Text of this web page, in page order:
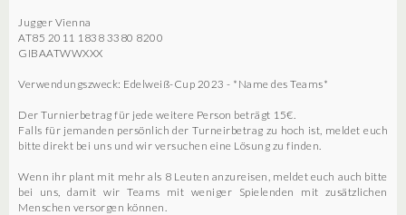
Jugger Vienna
AT85 2011 1838 3380 8200
GIBAATWWXXX
Verwendungszweck: Edelweiß-Cup 2023 - *Name des Teams*
Der Turnierbetrag für jede weitere Person beträgt 15€.
Falls für jemanden persönlich der Turneirbetrag zu hoch ist, meldet euch
bitte direkt bei uns und wir versuchen eine Lösung zu finden.
Wenn ihr plant mit mehr als 8 Leuten anzureisen, meldet euch auch bitte
bei uns, damit wir Teams mit weniger Spielenden mit zusätzlichen
Menschen versorgen können.